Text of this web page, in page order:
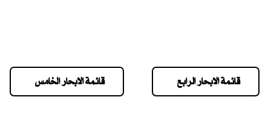
قائمة الابحار الخامس قائمة الابحار الرابع